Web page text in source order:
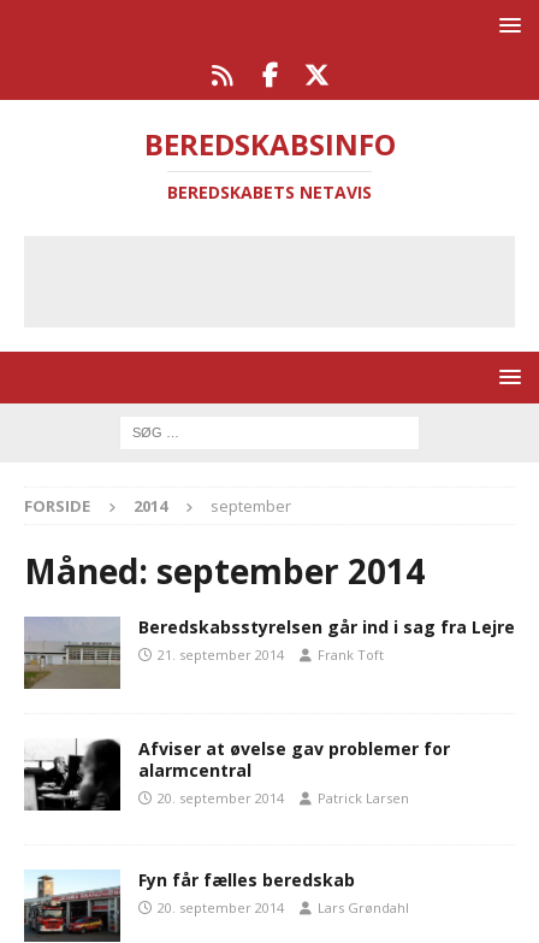
BEREDSKABSINFO
BEREDSKABETS NETAVIS
FORSIDE 2014 september
Måned: september 2014
Beredskabsstyrelsen går ind i sag fra Lejre
21. september 2014 Frank Toft
Afviser at øvelse gav problemer for
alarmcentral
20. september 2014 Patrick Larsen
Fyn får fælles beredskab
20. september 2014 Lars Grøndahl